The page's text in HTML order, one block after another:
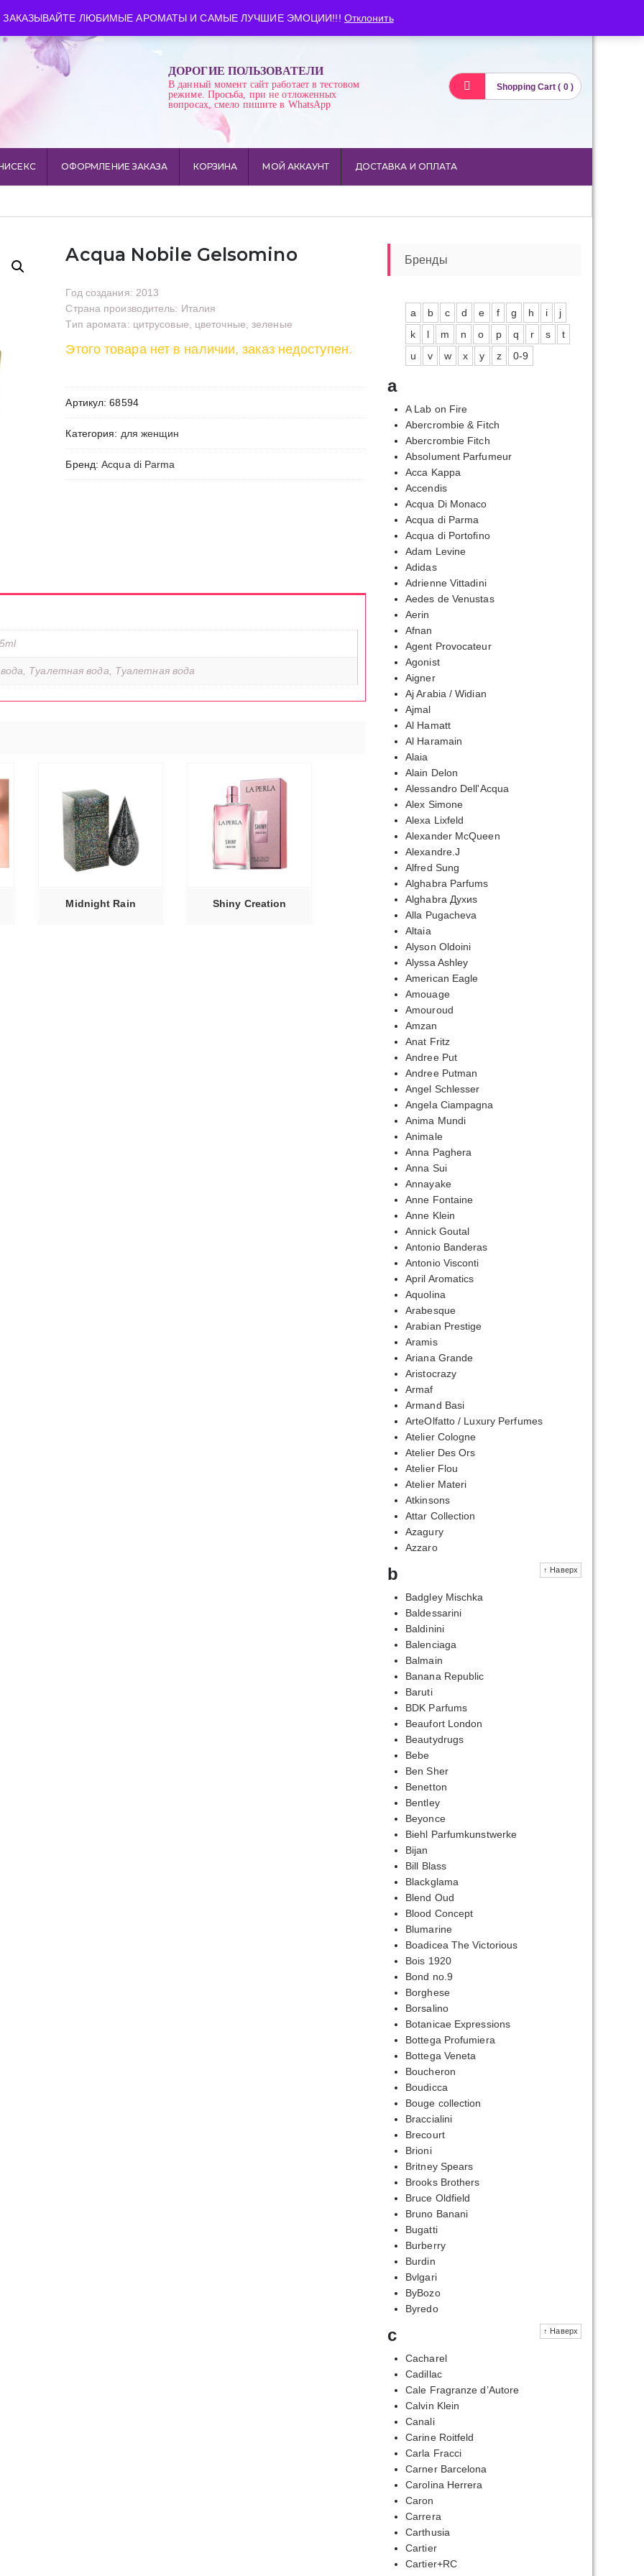
ЗАКАЗЫВАЙТЕ ЛЮБИМЫЕ АРОМАТЫ И САМЫЕ ЛУЧШИЕ ЭМОЦИИ!!! Отклонить
Время работы: пн-сб 10:00-21:00
ДОРОГИЕ ПОЛЬЗОВАТЕЛИ
В данный момент сайт работает в тестовом
режиме. Просьба, при не отложенных
вопросах, смело пишите в WhatsApp
Shopping Cart ( 0 )
ОФОРМЛЕНИЕ ЗАКАЗА КОРЗИНА МОЙ АККАУНТ ДОСТАВКА И ОПЛАТА
Acqua Nobile Gelsomino
Год создания: 2013
Страна производитель: Италия
Тип аромата: цитрусовые, цветочные, зеленые
Этого товара нет в наличии, заказ недоступен.
Артикул:68594
Категория: для женщин
Бренд:Acqua di Parma
Туалетная вода, Туалетная вода
Midnight Rain Shiny Creation
Бренды
a b c d e f g h i
j
k
l m n o p q r s
t
u
v w x y z 0-9
a
A Lab on Fire
Abercrombie & Fitch
Abercrombie Fitch
Absolument Parfumeur
Acca Kappa
Accendis
Acqua Di Monaco
Acqua di Parma
Acqua di Portofino
Adam Levine
Adidas
Adrienne Vittadini
Aedes de Venustas
Aerin
Afnan
Agent Provocateur
Agonist
Aigner
Aj Arabia / Widian
Ajmal
Al Hamatt
Al Haramain
Alaia
Alain Delon
Alessandro Dell'Acqua
Alex Simone
Alexa Lixfeld
Alexander McQueen
Alexandre.J
Alfred Sung
Alghabra Parfums
Alghabra Духиs
Alla Pugacheva
Altaia
Alyson Oldoini
Alyssa Ashley
American Eagle
Amouage
Amouroud
Amzan
Anat Fritz
Andree Put
Andree Putman
Angel Schlesser
Angela Ciampagna
Anima Mundi
Animale
Anna Paghera
Anna Sui
Annayake
Anne Fontaine
Anne Klein
Annick Goutal
Antonio Banderas
Antonio Visconti
April Aromatics
Aquolina
Arabesque
Arabian Prestige
Aramis
Ariana Grande
Aristocrazy
Armaf
Armand Basi
ArteOlfatto / Luxury Perfumes
Atelier Cologne
Atelier Des Ors
Atelier Flou
Atelier Materi
Atkinsons
Attar Collection
Azagury
Azzaro
↑ Наверх
b
Badgley Mischka
Baldessarini
Baldinini
Balenciaga
Balmain
Banana Republic
Baruti
BDK Parfums
Beaufort London
Beautydrugs
Bebe
Ben Sher
Benetton
Bentley
Beyonce
Biehl Parfumkunstwerke
Bijan
Bill Blass
Blackglama
Blend Oud
Blood Concept
Blumarine
Boadicea The Victorious
Bois 1920
Bond no.9
Borghese
Borsalino
Botanicae Expressions
Bottega Profumiera
Bottega Veneta
Boucheron
Boudicca
Bouge collection
Braccialini
Brecourt
Brioni
Britney Spears
Brooks Brothers
Bruce Oldfield
Bruno Banani
Bugatti
Burberry
Burdin
Bvlgari
ByBozo
Byredo
↑ Наверх
c
Cacharel
Cadillac
Cale Fragranze d’Autore
Calvin Klein
Canali
Carine Roitfeld
Carla Fracci
Carner Barcelona
Carolina Herrera
Caron
Carrera
Carthusia
Cartier
Cartier+RC